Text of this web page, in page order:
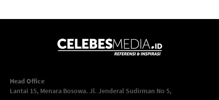
Head Office
Lantai 15, Menara Bosowa. Jl. Jenderal Sudirman No 5,